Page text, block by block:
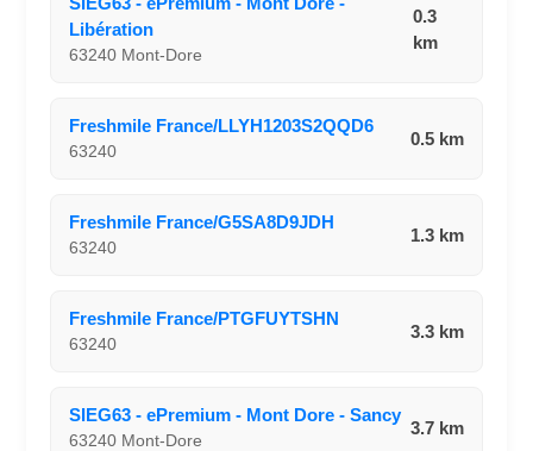
Libération
63240 Mont-Dore
0.3
km
Freshmile France/LLYH1203S2QQD6
63240
0.5 km
Freshmile France/G5SA8D9JDH
63240
1.3 km
Freshmile France/PTGFUYTSHN
63240
3.3 km
SIEG63 - ePremium - Mont Dore - Sancy
63240 Mont-Dore
3.7 km